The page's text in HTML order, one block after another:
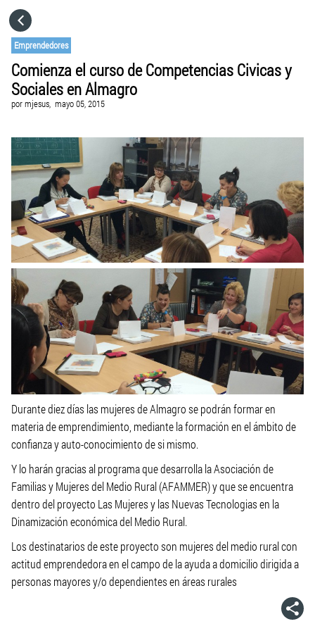
Emprendedores
Comienza el curso de Competencias Civicas y
Sociales en Almagro
pormjesus, mayo 05, 2015
Durante diez días las mujeres de Almagro se podrán formar en
materia de emprendimiento, mediante la formación en el ámbito de
confianza y auto-conocimiento de si mismo.
Y lo harán gracias al programa que desarrolla la Asociación de
Familias y Mujeres del Medio Rural (AFAMMER) y que se encuentra
dentro del proyecto Las Mujeres y las Nuevas Tecnologias en la
Dinamización económica del Medio Rural.
Los destinatarios de este proyecto son mujeres del medio rural con
actitud emprendedora en el campo de la ayuda a domicilio dirigida a
personas mayores y/o dependientes en áreas rurales
CATEGORÍAS
VISITA EL SITIO WEB